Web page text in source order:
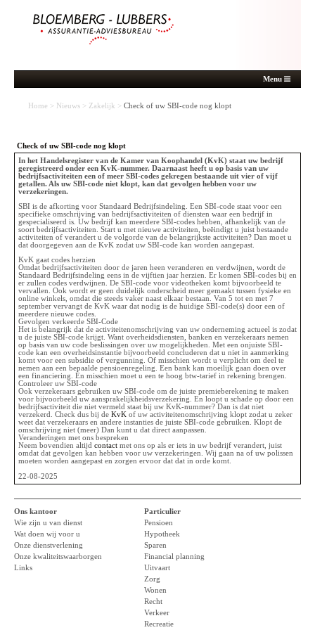
Menu
Home > Nieuws > Zakelijk > Check of uw SBI-code nog klopt
Check of uw SBI-code nog klopt
In het Handelsregister van de Kamer van Koophandel (KvK) staat uw bedrijf
geregistreerd onder een KvK-nummer. Daarnaast heeft u op basis van uw
bedrijfsactiviteiten een of meer SBI-codes gekregen bestaande uit vier of vijf
getallen. Als uw SBI-code niet klopt, kan dat gevolgen hebben voor uw
verzekeringen.
SBI is de afkorting voor Standaard Bedrijfsindeling. Een SBI-code staat voor een
specifieke omschrijving van bedrijfsactiviteiten of diensten waar een bedrijf in
gespecialiseerd is. Uw bedrijf kan meerdere SBI-codes hebben, afhankelijk van de
soort bedrijfsactiviteiten. Start u met nieuwe activiteiten, beëindigt u juist bestaande
activiteiten of verandert u de volgorde van de belangrijkste activiteiten? Dan moet u
dat doorgegeven aan de KvK zodat uw SBI-code kan worden aangepast.
KvK gaat codes herzien
Omdat bedrijfsactiviteiten door de jaren heen veranderen en verdwijnen, wordt de
Standaard Bedrijfsindeling eens in de vijftien jaar herzien. Er komen SBI-codes bij en
er zullen codes verdwijnen. De SBI-code voor videotheken komt bijvoorbeeld te
vervallen. Ook wordt er geen duidelijk onderscheid meer gemaakt tussen fysieke en
online winkels, omdat die steeds vaker naast elkaar bestaan. Van 5 tot en met 7
september vervangt de KvK waar dat nodig is de huidige SBI-code(s) door een of
meerdere nieuwe codes.
Gevolgen verkeerde SBI-Code
Het is belangrijk dat de activiteitenomschrijving van uw onderneming actueel is zodat
u de juiste SBI-code krijgt. Want overheidsdiensten, banken en verzekeraars nemen
op basis van uw code beslissingen over uw mogelijkheden. Met een onjuiste SBI-
code kan een overheidsinstantie bijvoorbeeld concluderen dat u niet in aanmerking
komt voor een subsidie of vergunning. Of misschien wordt u verplicht om deel te
nemen aan een bepaalde pensioenregeling. Een bank kan moeilijk gaan doen over
een financiering. En misschien moet u een te hoog btw-tarief in rekening brengen.
Controleer uw SBI-code
Ook verzekeraars gebruiken uw SBI-code om de juiste premieberekening te maken
voor bijvoorbeeld uw aansprakelijkheidsverzekering. En loopt u schade op door een
bedrijfsactiviteit die niet vermeld staat bij uw KvK-nummer? Dan is dat niet
verzekerd. Check dus bij de KvK of uw activiteitenomschrijving klopt zodat u zeker
weet dat verzekeraars en andere instanties de juiste SBI-code gebruiken. Klopt de
omschrijving niet (meer) Dan kunt u dat direct aanpassen.
Veranderingen met ons bespreken
Neem bovendien altijd contact met ons op als er iets in uw bedrijf verandert, juist
omdat dat gevolgen kan hebben voor uw verzekeringen. Wij gaan na of uw polissen
moeten worden aangepast en zorgen ervoor dat dat in orde komt.
22-08-2025
Ons kantoor
Wie zijn u van dienst
Wat doen wij voor u
Onze dienstverlening
Onze kwaliteitswaarborgen
Links
Particulier
Pensioen
Hypotheek
Sparen
Financial planning
Uitvaart
Zorg
Wonen
Recht
Verkeer
Recreatie